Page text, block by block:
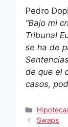
Pedro
“Bajo mi
Tribunal
se ha de
de que el
casos,
Swaps